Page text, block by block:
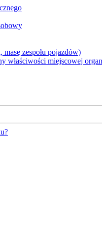
zespołu pojazdów)
właściwości miejscowej